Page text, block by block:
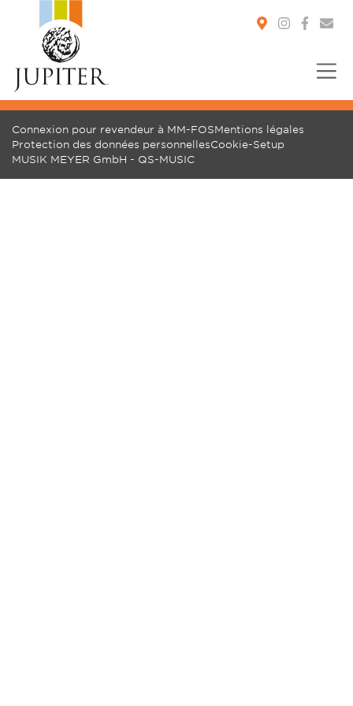
Connexion pour revendeur à MM-FOSMentions légales
Protection des données personnellesCookie-Setup
MUSIK MEYER GmbH - QS-MUSIC